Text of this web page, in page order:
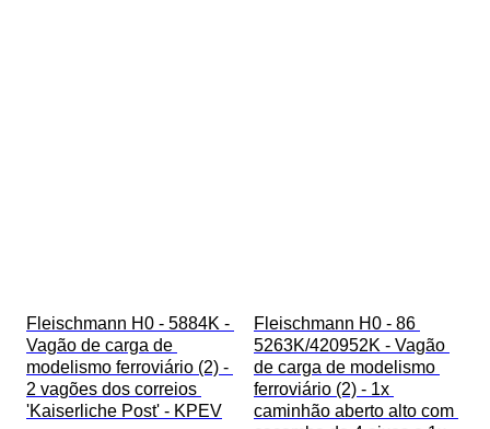
Fleischmann H0 - 5884K -
Vagão de carga de
modelismo ferroviário (2) -
2 vagões dos correios
'Kaiserliche Post' - KPEV
Fleischmann H0 - 86
5263K/420952K - Vagão
de carga de modelismo
ferroviário (2) - 1x
caminhão aberto alto com